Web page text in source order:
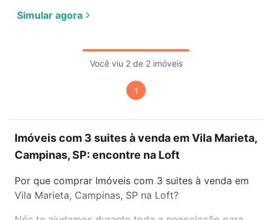
Simular agora
Você viu 2 de 2 imóveis
1
Imóveis com 3 suites à venda em Vila Marieta,
Campinas, SP: encontre na Loft
Por que comprar Imóveis com 3 suites à venda em
Vila Marieta, Campinas, SP na Loft?